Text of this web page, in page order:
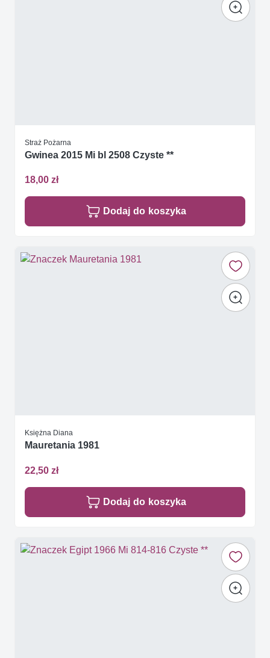
Straż Pożarna
Gwinea 2015 Mi bl 2508 Czyste **
18,00 zł
Dodaj do koszyka
Księżna Diana
Mauretania 1981
22,50 zł
Dodaj do koszyka